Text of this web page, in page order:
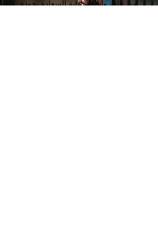
من عام، وأنا في غاية السعادة بجودة